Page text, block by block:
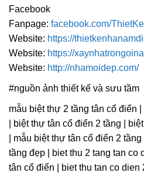
Facebook
Fanpage: facebook.com/
Website: https://
Website: https://
Website: http://nhamoidep.com/
#nguồn ảnh thiết kế và sưu tầm
mẫu biệt thự 2 tầng tân cổ điển
| biệt thự tân cổ điển 2 tầng |
| mẫu biệt thự tân cổ điển 2
tầng đẹp | biet thu 2 tang tan co
tân cổ điển | biet thu tan co